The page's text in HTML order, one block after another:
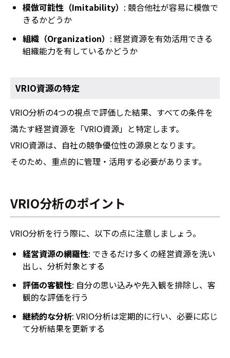
模倣可能性（Imitability） : 競合他社が容易に模倣で
きるかどうか
組織（Organization） : 経営資源を有効活用できる
組織能力を有しているかどうか
VRIO資源の特定
VRIO分析の4つの視点で評価した結果、すべての条件を
満たす経営資源を「VRIO資源」と特定します。
VRIO資源は、自社の競争優位性の源泉となります。
そのため、重点的に管理・活用する必要があります。
VRIO分析のポイント
VRIO分析を行う際に、以下の点に注意しましょう。
経営資源の網羅性: できるだけ多くの経営資源を洗い
出し、分析対象とする
評価の客観性: 自分の思い込みや先入観を排除し、客
観的な評価を行う
継続的な分析: VRIO分析は定期的に行い、必要に応じ
て分析結果を更新する